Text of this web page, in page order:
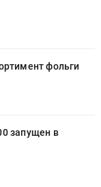
фольги
запущен в